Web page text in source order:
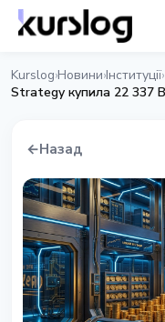
Kurslog›Новини›Інституції›
Strategy купила 22 337
←Назад